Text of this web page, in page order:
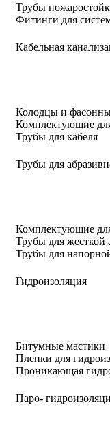
Трубы
Фитинги для
Кабельная
Колодцы и
Комплектующие
Трубы для кабеля
Трубы для
Комплектующие
Трубы для жесткой
Трубы для
Гидроизоляция
Битумные мастики
Пленки для
Проникающая
Паро-